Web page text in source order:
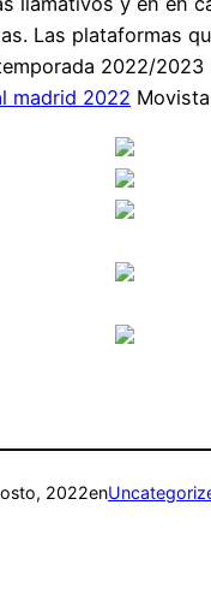
Las plataformas
2022/2023
madrid 2022
2022en